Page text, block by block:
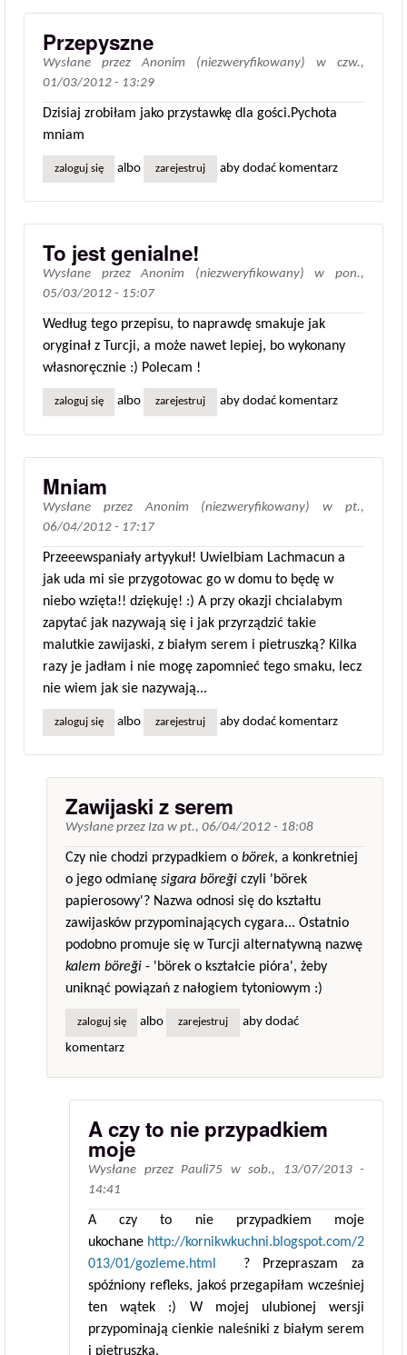
Przepyszne
Wysłane przezAnonim (niezweryfikowany) w czw.,
01/03/2012 - 13:29
Dzisiaj zrobiłam jako przystawkę dla gości.Pychota
mniam
zaloguj się albo zarejestruj aby dodać komentarz
To jest genialne!
Wysłane przezAnonim (niezweryfikowany) wpon.,
05/03/2012 - 15:07
Według tego przepisu, to naprawdę smakuje jak
oryginał z Turcji, a może nawet lepiej, bo wykonany
własnoręcznie :) Polecam !
zaloguj się albo zarejestruj aby dodać komentarz
Mniam
Wysłane przezAnonim (niezweryfikowany) wpt.,
06/04/2012 - 17:17
Przeeewspaniały artyykuł! Uwielbiam Lachmacun a
jak uda mi sie przygotowac go w domu to będę w
niebo wzięta!! dziękuję! :) A przy okazji chcialabym
zapytać jak nazywają się i jak przyrządzić takie
malutkie zawijaski, z białym serem i pietruszką? Kilka
razy je jadłam i nie mogę zapomnieć tego smaku, lecz
nie wiem jak sie nazywają...
zaloguj się albo zarejestruj aby dodać komentarz
Zawijaski z serem
Wysłane przez Iza w pt., 06/04/2012 - 18:08
Czy nie chodzi przypadkiem o börek, a konkretniej
o jego odmianę sigara böreği czyli 'börek
papierosowy'? Nazwa odnosi się do kształtu
zawijasków przypominających cygara... Ostatnio
podobno promuje się w Turcji alternatywną nazwę
kalem böreği - 'börek o kształcie pióra', żeby
uniknąć powiązań z nałogiem tytoniowym :)
zaloguj się albo zarejestruj
aby dodać
komentarz
A czy to nie przypadkiem
moje
Wysłane przez Pauli75 w sob., 13/07/2013 -
14:41
A czy to nie przypadkiem moje
ukochane http://kornikwkuchni.blogspot.com/2
013/01/gozleme.html
? Przepraszam za
spóźniony refleks, jakoś przegapiłam wcześniej
ten wątek :) W mojej ulubionej wersji
przypominają cienkie naleśniki z białym serem
i pietruszką.